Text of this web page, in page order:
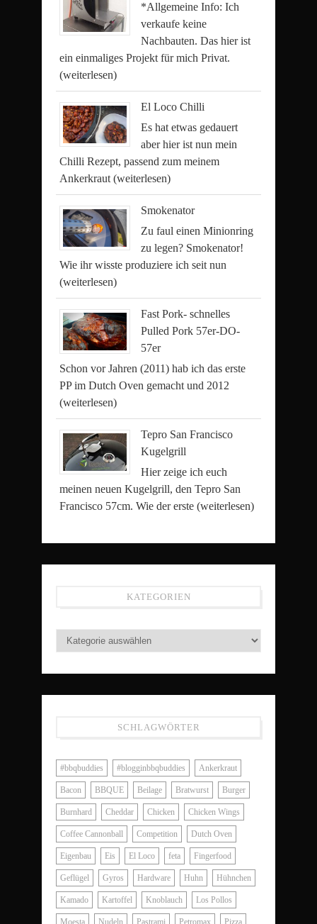
*Allgemeine Info: Ich
verkaufe keine
Nachbauten. Das hier ist
ein einmaliges Projekt für mich Privat.
(weiterlesen)
El Loco Chilli
Es hat etwas gedauert
aber hier ist nun mein
Chilli Rezept, passend zum meinem
Ankerkraut (weiterlesen)
Smokenator
Zu faul einen Minionring
zu legen? Smokenator!
Wie ihr wisste produziere ich seit nun
(weiterlesen)
Fast Pork- schnelles
Pulled Pork 57er-DO-
57er
Schon vor Jahren (2011) hab ich das erste
PP im Dutch Oven gemacht und 2012
(weiterlesen)
Tepro San Francisco
Kugelgrill
Hier zeige ich euch
meinen neuen Kugelgrill, den Tepro San
Francisco 57cm. Wie der erste (weiterlesen)
KATEGORIEN
SCHLAGWÖRTER
#bbqbuddies #blogginbbqbuddies Ankerkraut
Bacon BBQUE Beilage Bratwurst Burger
Burnhard Cheddar Chicken Chicken Wings
Coffee Cannonball Competition Dutch Oven
Eigenbau Eis El Loco feta Fingerfood
Geflügel Gyros Hardware Huhn Hühnchen
Kamado Kartoffel Knoblauch Los Pollos
Moesta Nudeln Pastrami Petromax Pizza